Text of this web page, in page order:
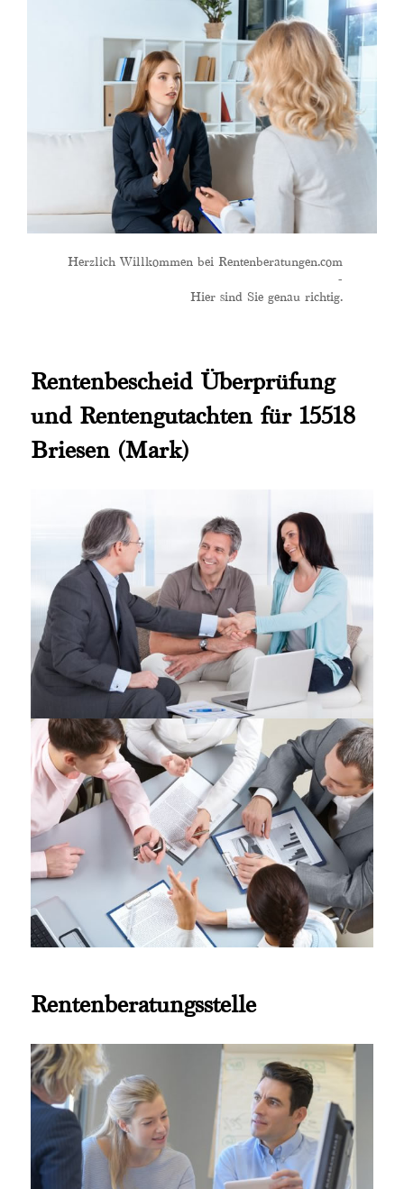
Herzlich Willkommen bei Rentenberatungen.com
-
Hier sind Sie genau richtig.
Rentenbescheid Überprüfung
und Rentengutachten für 15518
Briesen (Mark)
Rentenberatungsstelle